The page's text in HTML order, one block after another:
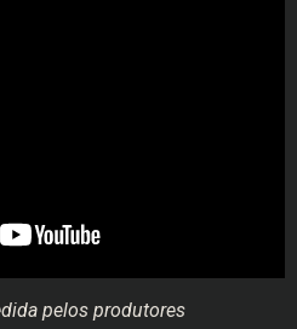
pelos produtores